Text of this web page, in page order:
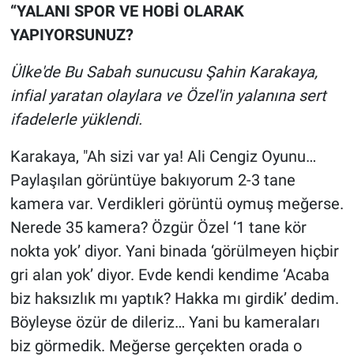
“YALANI SPOR VE HOBİ OLARAK
YAPIYORSUNUZ?
Ülke'de Bu Sabah sunucusu Şahin Karakaya,
infial yaratan olaylara ve Özel'in yalanına sert
ifadelerle yüklendi.
Karakaya, "Ah sizi var ya! Ali Cengiz Oyunu…
Paylaşılan görüntüye bakıyorum 2-3 tane
kamera var. Verdikleri görüntü oymuş meğerse.
Nerede 35 kamera? Özgür Özel ‘1 tane kör
nokta yok’ diyor. Yani binada ‘görülmeyen hiçbir
gri alan yok’ diyor. Evde kendi kendime ‘Acaba
biz haksızlık mı yaptık? Hakka mı girdik’ dedim.
Böyleyse özür de dileriz… Yani bu kameraları
biz görmedik. Meğerse gerçekten orada o